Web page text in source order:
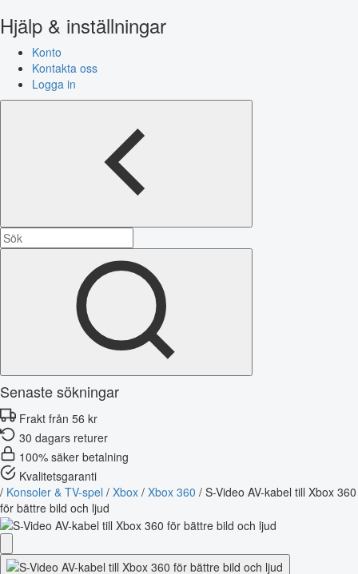
Hjälp & inställningar
Konto
Kontakta oss
Logga in
Senaste sökningar
Frakt från 56 kr
30 dagars returer
100% säker betalning
Kvalitetsgaranti
/ Konsoler & TV-spel / Xbox / Xbox 360 / S-Video AV-kabel till Xbox 360
för bättre bild och ljud